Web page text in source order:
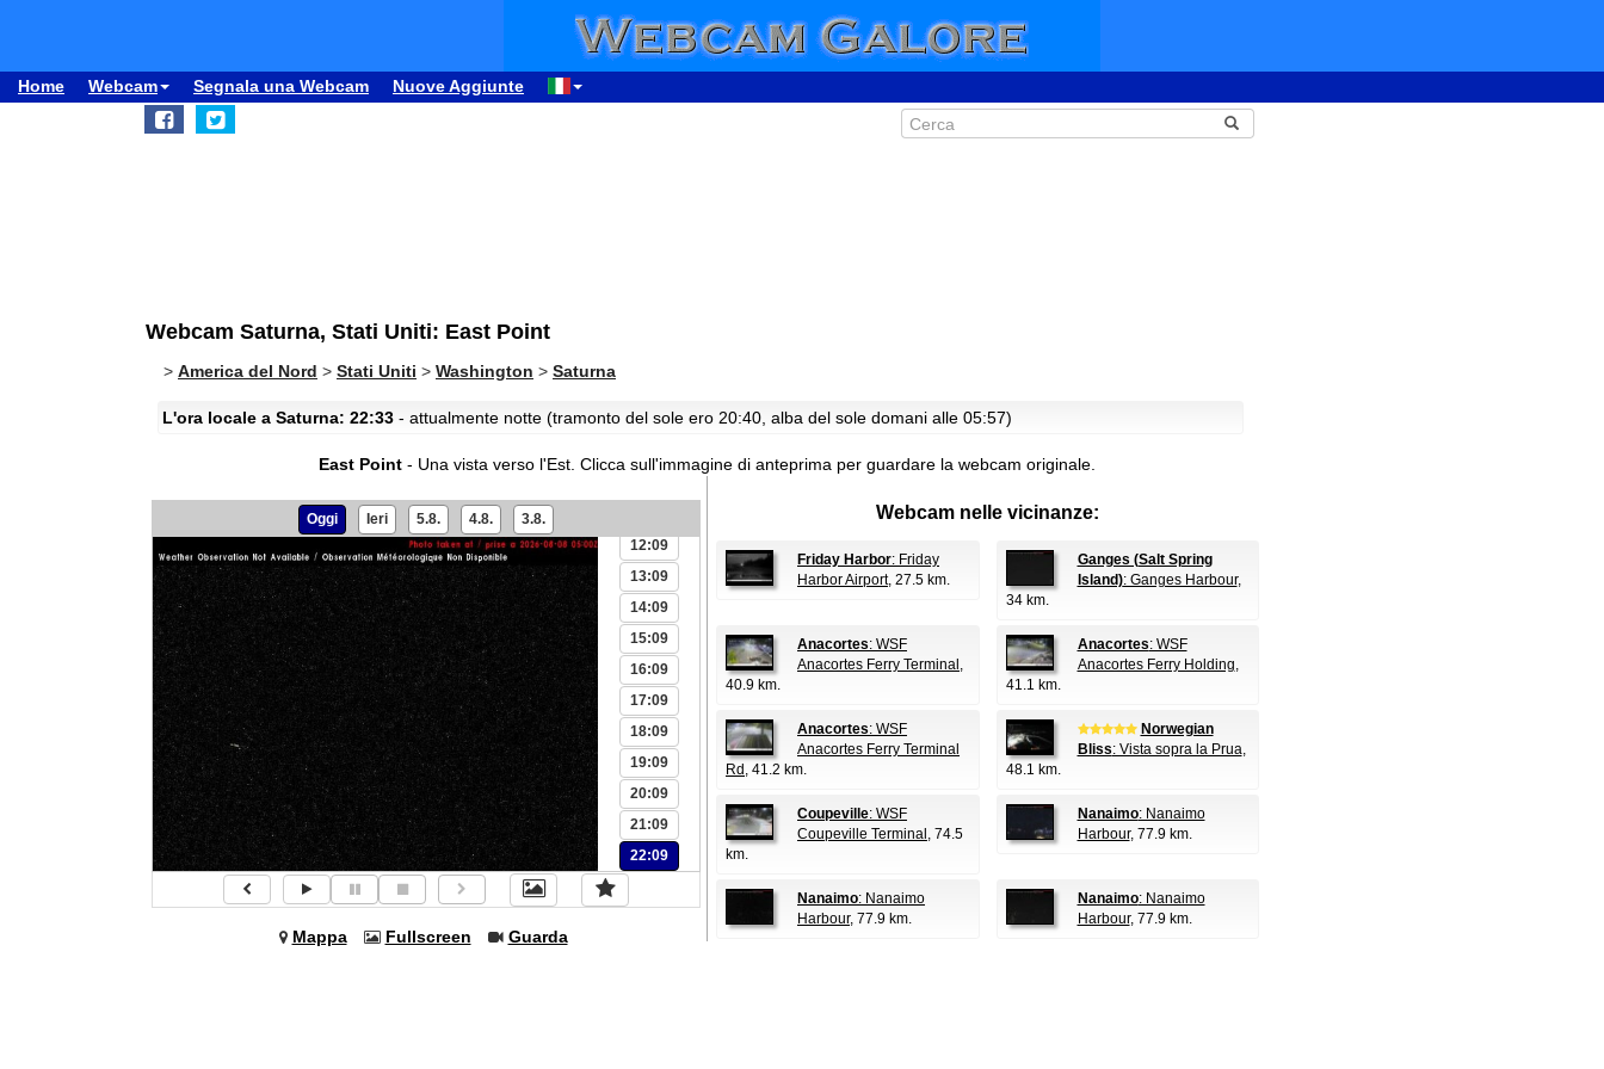
Home Webcam Segnala una Webcam Nuove Aggiunte
Webcam Saturna, Stati Uniti: East Point
> America del Nord > Stati Uniti > Washington > Saturna
L'ora locale a Saturna: 22:33 - attualmente notte (tramonto del sole ero 20:40, alba del sole domani alle 05:57)
East Point- Una vista verso l'Est. Clicca sull'immagine di anteprima per guardare la webcam originale.
Oggi Ieri 5.8. 4.8. 3.8.
08:09
12:09
13:09
14:09
15:09
16:09
17:09
18:09
19:09
20:09
21:09
22:09
Mappa Fullscreen Guarda
Webcam nelle vicinanze:
Friday Harbor: Friday
Harbor Airport, 27.5 km.
Ganges (Salt Spring
Island): Ganges Harbour,
34 km.
Anacortes: WSF
Anacortes Ferry Terminal ,
40.9 km.
Anacortes: WSF
Anacortes Ferry Holding,
41.1 km.
Anacortes: WSF
Anacortes Ferry Terminal
Rd , 41.2 km.
Norwegian
Bliss: Vista sopra la Prua,
48.1 km.
Coupeville: WSF
Coupeville Terminal , 74.5
km.
Nanaimo: Nanaimo
Harbour, 77.9 km.
Nanaimo: Nanaimo
Harbour, 77.9 km.
Nanaimo: Nanaimo
Harbour, 77.9 km.